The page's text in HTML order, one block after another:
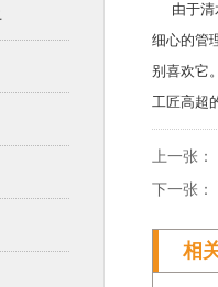
由于清
细心的管
别喜欢它
工匠高超
上一张：
下一张：
相